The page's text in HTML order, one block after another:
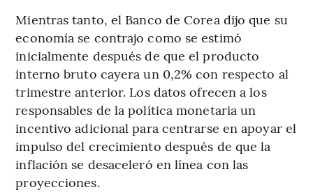
Mientras tanto, el Banco de Corea dijo que su
economía se contrajo como se estimó
inicialmente después de que el producto
interno bruto cayera un 0,2% con respecto al
trimestre anterior. Los datos ofrecen a los
responsables de la política monetaria un
incentivo adicional para centrarse en apoyar el
impulso del crecimiento después de que la
inflación se desaceleró en línea con las
proyecciones.